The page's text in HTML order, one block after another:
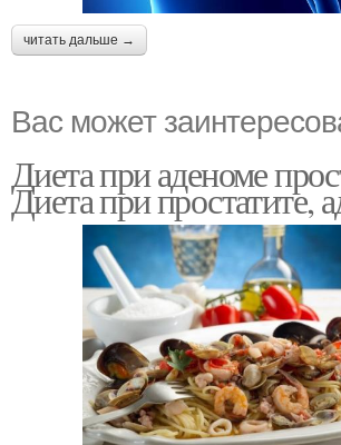
читать дальше →
Вас может
Диета при аденоме
Диета при простатите,